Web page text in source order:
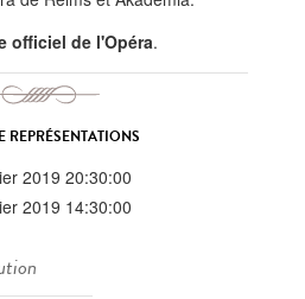
officiel de l'Opéra.
REPRÉSENTATIONS
2019 20:30:00
2019 14:30:00